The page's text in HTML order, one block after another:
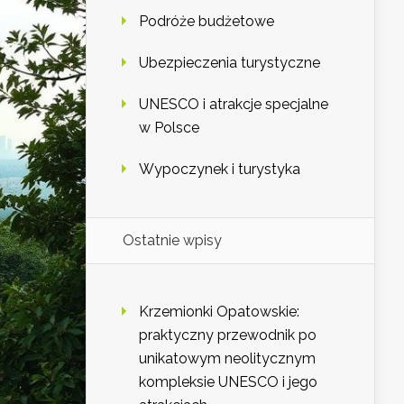
Podróże budżetowe
Ubezpieczenia turystyczne
UNESCO i atrakcje specjalne
w Polsce
Wypoczynek i turystyka
Ostatnie wpisy
Krzemionki Opatowskie:
praktyczny przewodnik po
unikatowym neolitycznym
kompleksie UNESCO i jego